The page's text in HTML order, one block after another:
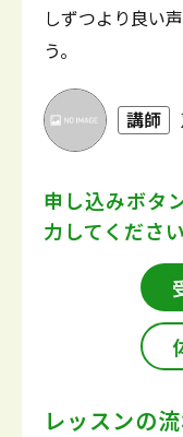
しずつより良い
う。
講師
申し込みボタ
力してください
レッスンの